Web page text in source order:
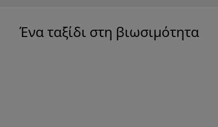
Ένα ταξίδι στη βιωσιμότητα